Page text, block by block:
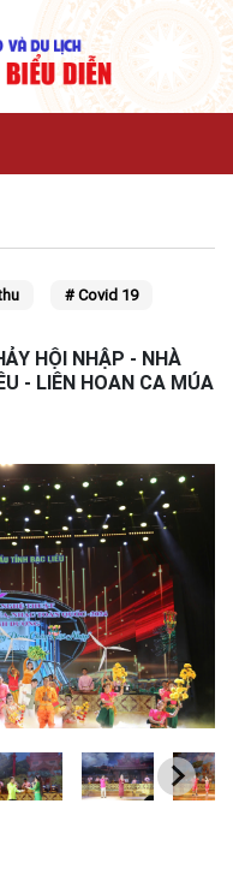
# Covid 19
HỘI NHẬP - NHÀ
- LIÊN HOAN CA MÚA